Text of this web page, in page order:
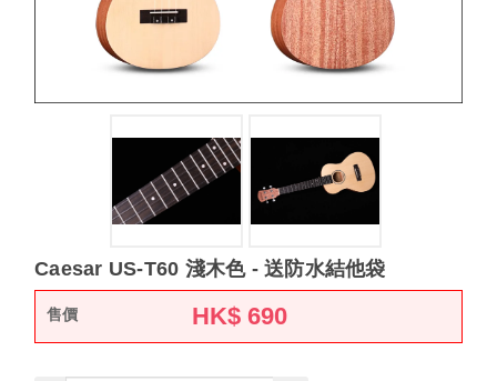
Caesar US-T60 淺木色 - 送防水結他袋
售價 HK$690